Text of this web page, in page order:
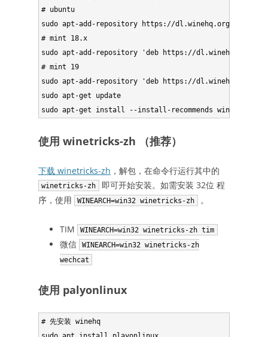
# ubuntu
sudo apt-add-repository https://dl.winehq.org/wine-
# mint 18.x
sudo apt-add-repository 'deb https://dl.winehq.org/
# mint 19
sudo apt-add-repository 'deb https://dl.winehq.org/
sudo apt-get update
使用 winetricks-zh （推荐）
下载 winetricks-zh ，解包，在命令行运行其中的
winetricks-zh
即可开始安装。如需安装 32位 程
序，使用
WINEARCH=win32 winetricks-zh 。
TIM WINEARCH=win32 winetricks-zh tim
微信
WINEARCH=win32 winetricks-zh
wechcat
使用 palyonlinux
# 先安装 winehq